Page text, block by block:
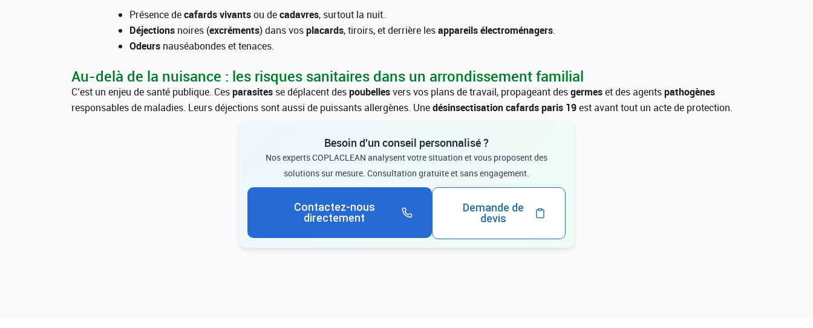
Présence decafards vivantsou decadavres, surtout la nuit.
Déjectionsnoires (excréments) dans vosplacards, tiroirs, et derrière lesappareils électroménagers.
Odeursnauséabondes et tenaces.
Au-delà de la nuisance : les risques sanitaires dans un arrondissement familial
C’est un enjeu de santé publique. Cesparasitesse déplacent despoubellesvers vos plans de travail, propageant desgermeset des agentspathogènes
responsables de maladies. Leurs déjections sont aussi de puissants allergènes. Unedésinsectisation cafards paris 19est avant tout un acte de protection.
Besoin d'un conseil personnalisé ?
Nos experts COPLACLEAN analysent votre situation et vous proposent des
solutions sur mesure. Consultation gratuite et sans engagement.
Contactez-nous
directement
Demande de
devis